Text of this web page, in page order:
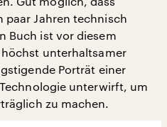
paar Jahren technisch
Buch ist vor diesem
unterhaltsamer
Porträt einer
unterwirft, um
zu machen.